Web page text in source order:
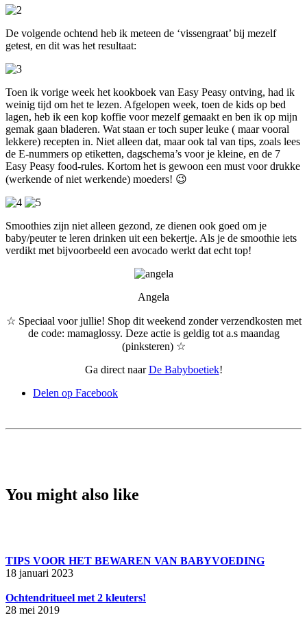
De volgende ochtend heb ik meteen de ‘vissengraat’ bij mezelf
getest, en dit was het resultaat:
Toen ik vorige week het kookboek van Easy Peasy ontving, had ik
weinig tijd om het te lezen. Afgelopen week, toen de kids op bed
lagen, heb ik een kop koffie voor mezelf gemaakt en ben ik op mijn
gemak gaan bladeren. Wat staan er toch super leuke ( maar vooral
lekkere) recepten in. Niet alleen dat, maar ook tal van tips, zoals lees
de E-nummers op etiketten, dagschema’s voor je kleine, en de 7
Easy Peasy food-rules. Kortom het is gewoon een must voor drukke
(werkende of niet werkende) moeders! 😉
Smoothies zijn niet alleen gezond, ze dienen ook goed om je
baby/peuter te leren drinken uit een bekertje. Als je de smoothie iets
verdikt met bijvoorbeeld een avocado werkt dat echt top!
Angela
☆ Speciaal voor jullie! Shop dit weekend zonder verzendkosten met
de code: mamaglossy. Deze actie is geldig tot a.s maandag
(pinksteren) ☆
Ga direct naarDe Babyboetiek!
Delen op Facebook
You might also like
TIPS VOOR HET BEWAREN VAN BABYVOEDING
18 januari 2023
Ochtendritueel met 2 kleuters!
28 mei 2019